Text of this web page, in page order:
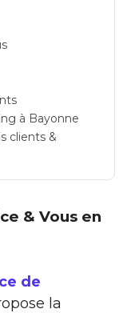
à Bayonne
clients &
& Vous en
de
la